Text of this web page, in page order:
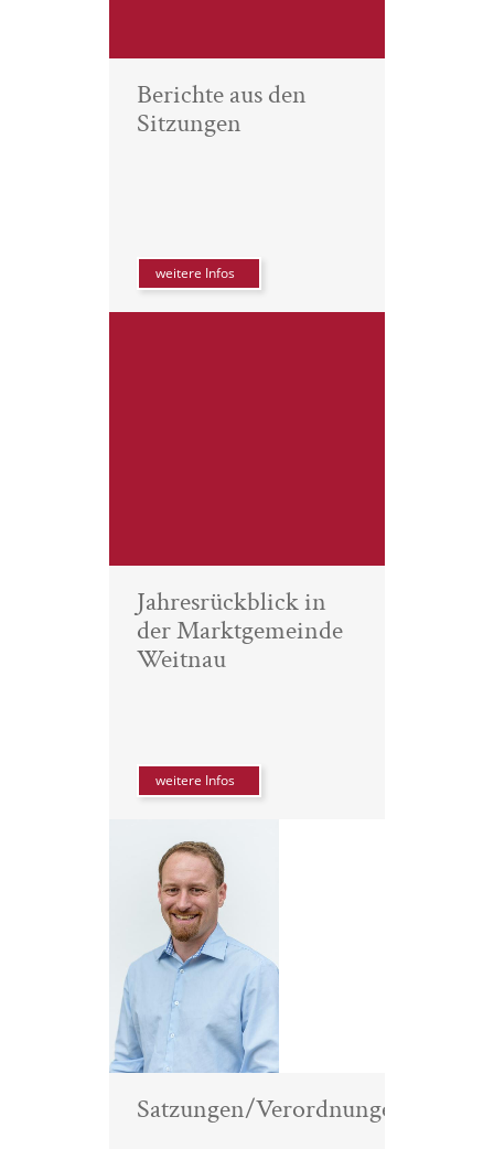
Berichte aus den
Sitzungen
weitere Infos
Jahresrückblick in
der Marktgemeinde
Weitnau
weitere Infos
Satzungen/Verordnungen